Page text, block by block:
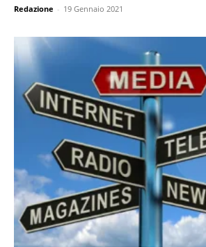
Redazione - 19 Gennaio 2021